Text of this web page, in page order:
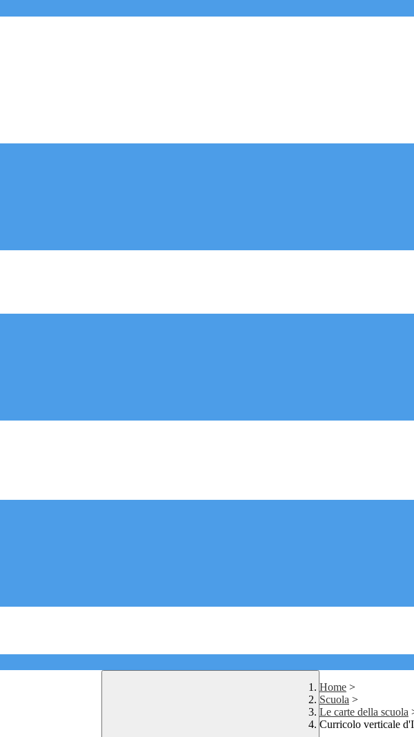
Home >
Scuola >
Le carte della scuola
Curricolo verticale